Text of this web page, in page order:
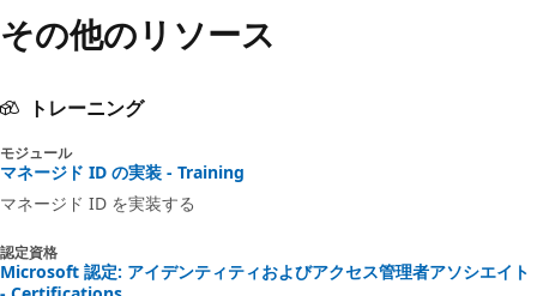
その他のリソース
トレーニング
モジュール
マネージド ID の実装 - Training
マネージド ID を実装する
認定資格
Microsoft 認定: アイデンティティおよびアクセス管理者アソシエイト